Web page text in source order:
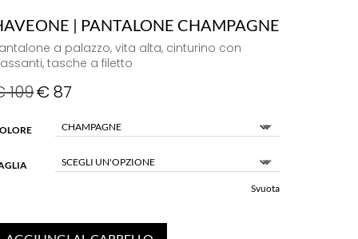
| PANTALONE CHAMPAGNE
a palazzo, vita alta, cinturino con
tasche a filetto
109€87
Svuota